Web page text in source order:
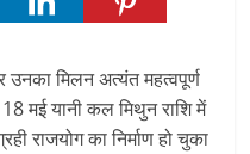
उनका मिलन अत्यंत महत्वपूर्ण
मई यानी कल मिथुन राशि में
राजयोग का निर्माण हो चुका